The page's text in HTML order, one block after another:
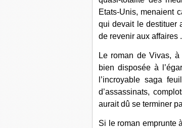
Etats-Unis, menaient
qui devait le destituer
de revenir aux affaires .
Le roman de Vivas,
bien disposée à
l’incroyable saga
d’assassinats,
aurait dû se terminer
Si le roman emprunte